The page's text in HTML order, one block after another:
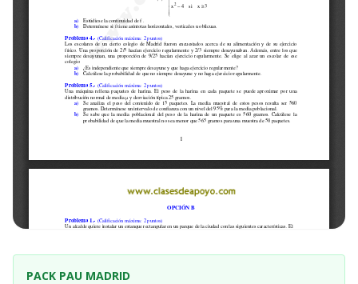
PACK PAU MADRID